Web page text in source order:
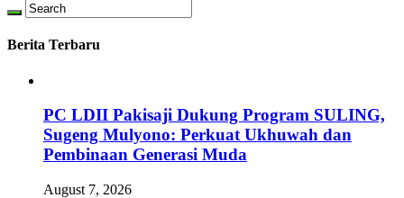
Berita Terbaru
PC LDII Pakisaji Dukung Program SULING,
Sugeng Mulyono: Perkuat Ukhuwah dan
Pembinaan Generasi Muda
August 7, 2026